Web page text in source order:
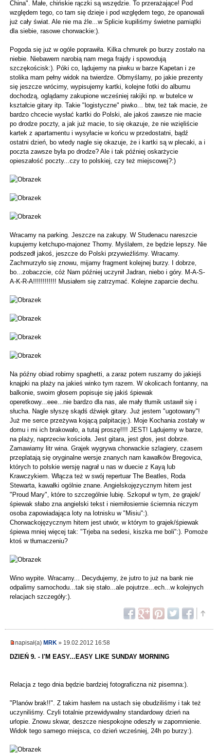
China". Małe, chińskie rączki są wszędzie. To przerażające! Pod
względem tego, co tam się dzieje i pod względem tego, że opanowali
już cały świat. Ale nie ma źle...w Splicie kupiliśmy świetne pamiątki
dla siebie, rasowe chorwackie:).
Pogoda się już w ogóle poprawiła. Kilka chmurek po burzy zostało na
niebie. Niebawem narobią nam mega frajdy i spowodują
szczękościsk:). Póki co, lądujemy na piwku w barze Kapetan i ze
stolika mam pełny widok na twierdze. Obmyślamy, po jakie prezenty
się jeszcze wrócimy, wypisujemy kartki, kolejne fotki do albumu
dochodzą, oglądamy zakupione wcześniej rakijki np. w butelce w
kształcie gitary itp. Takie "logistyczne" piwko... btw, też tak macie, że
bardzo chcecie wysłać kartki do Polski, ale jakoś zawsze nie macie
po drodze poczty, a jak już macie, to się okazuje, że nie wzięliście
kartek z apartamentu i wysyłacie w końcu w przedostatni, bądź
ostatni dzień, bo wtedy nagle się okazuje, że i kartki są w plecaki, a i
poczta zawsze była po drodze? Ale i tak później oskarżycie
opieszałość poczty...czy to polskiej, czy też miejscowej?:)
Wracamy na parking. Jeszcze na zakupy. W Studenacu nareszcie
kupujemy ketchupo-majonez Thomy. Myślałem, że będzie lepszy. Nie
podszedł jakoś, jeszcze do Polski przywieźliśmy. Wracamy.
Zachmurzyło się znowu, mijamy fragment kolejnej burzy. I dobrze,
bo...zobaczcie, cóż Nam później uczynił Jadran, niebo i góry. M-A-S-
A-K-R-A!!!!!!!!!!!! Musiałem się zatrzymać. Kolejne zaparcie dechu.
Na późny obiad robimy spaghetti, a zaraz potem ruszamy do jakiejś
knajpki na plaży na jakieś winko tym razem. W okolicach fontanny, na
balkonie, swoim głosem popisuje się jakiś śpiewak
operetkowy...eee...nie bardzo dla nas, ale mały tłumik ustawił się i
słucha. Nagle słyszę skądś dźwięk gitary. Już jestem "ugotowany"!
Już me serce przeżywa kojącą palpitację:). Moje Kochania zostały w
domu i mi ich brakowało, a tutaj proszę!!!! JEST! Lądujemy w barze,
na plaży, naprzeciw kościoła. Jest gitara, jest głos, jest dobrze.
Zamawiamy litr wina. Grajek wygrywa chorwackie szlagiery, czasem
przeplatają się oryginalne wersje znanych nam kawałków Bregovica,
których to polskie wersję nagrał u nas w duecie z Kayą lub
Krawczykiem. Włącza też w swój repertuar The Beatles, Roda
Stewarta, kawałki ogólnie znane. Angielskojęzycznym hitem jest
"Proud Mary", które to szczególnie lubię. Szkopuł w tym, że grajek/
śpiewak słabo zna angielski tekst i niemiłosiernie ściemnia niczym
osoba zapowiadająca loty na lotnisku w "Misiu":).
Chorwackojęzycznym hitem jest utwór, w którym to grajek/śpiewak
śpiewa mniej więcej tak: "Trjeba na sedesi, kiszka me boli":). Pomoże
ktoś w tłumaczeniu?
Wino wypite. Wracamy... Decydujemy, że jutro to już na bank nie
odpalimy samochodu...tak się stało...ale pojutrze...ech...w kolejnych
relacjach szczegóły:).
napisał(a) MRK » 19.02.2012 16:58
DZIEŃ 9. - I'M EASY...EASY LIKE SUNDAY MORNING
Relacja z tego dnia będzie bardziej fotograficzna niż pisemna:).
"Planów brak!!". Z takim hasłem na ustach się obudziliśmy i tak też
uczyniliśmy. Czyli totalnie przewidywalny standardowy dzień na
urlopie. Znowu skwar, deszcze niespokojne odeszły w zapomnienie.
Widok tego samego miejsca, co dzień wcześniej, 24h po burzy:).